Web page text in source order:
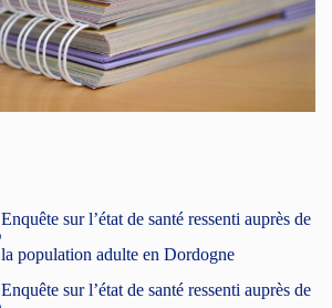
Enquête sur l’état de santé ressenti auprès de
la population adulte en Dordogne
Enquête sur l’état de santé ressenti auprès de